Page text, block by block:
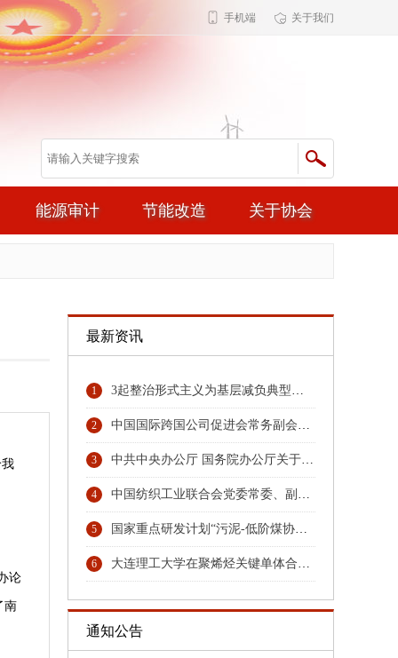
手机端 关于我们
能源审计 节能改造 关于协会
论
南
最新资讯
1 3起整治形式主义为基层减负典型问题，公开通报！
2 中国国际跨国公司促进会常务副会长张笑宇接受纪律审查和监察调查
3 中共中央办公厅 国务院办公厅关于更高水平更高质量做好节能降碳工作的意见
4 中国纺织工业联合会党委常委、副会长端小平接受纪律审查和监察调查
5 国家重点研发计划“污泥-低阶煤协同热解与秸秆水解耦合技术及装备”项目召开汇报与交流会
6 大连理工大学在聚烯烃关键单体合成领域取得重大技术突破
通知公告